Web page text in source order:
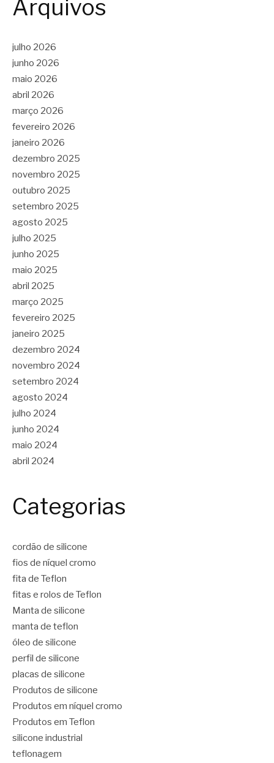
Arquivos
julho 2026
junho 2026
maio 2026
abril 2026
março 2026
fevereiro 2026
janeiro 2026
dezembro 2025
novembro 2025
outubro 2025
setembro 2025
agosto 2025
julho 2025
junho 2025
maio 2025
abril 2025
março 2025
fevereiro 2025
janeiro 2025
dezembro 2024
novembro 2024
setembro 2024
agosto 2024
julho 2024
junho 2024
maio 2024
abril 2024
Categorias
cordão de silicone
fios de níquel cromo
fita de Teflon
fitas e rolos de Teflon
Manta de silicone
manta de teflon
óleo de silicone
perfil de silicone
placas de silicone
Produtos de silicone
Produtos em níquel cromo
Produtos em Teflon
silicone industrial
teflonagem